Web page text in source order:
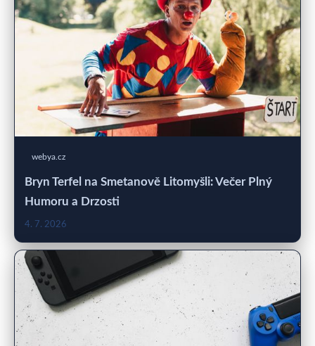
webya.cz
Bryn Terfel na Smetanově Litomyšli: Večer Plný
Humoru a Drzosti
4. 7. 2026